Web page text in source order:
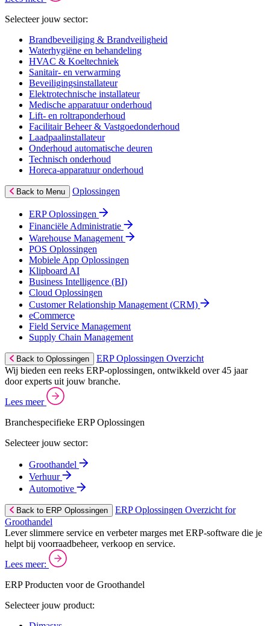
Selecteer jouw sector:
Brandbeveiliging & Brandveiligheid
Waterhygiëne en behandeling
HVAC & Koeltechniek
Sanitair- en verwarming
Beveiligingsinstallateur
Elektrotechnische installateur
Medische apparatuur onderhoud
Lift- en roltraponderhoud
Facilitair Beheer & Vastgoedonderhoud
Laadpaalinstallateur
Onderhoud automatische deuren
Technisch onderhoud
Horeca-apparatuur onderhoud
Back to Menu Oplossingen
ERP Oplossingen
Financiële Administratie
Warehouse Management
POS Oplossingen
Mobiele App Oplossingen
Klipboard AI
Business Intelligence (BI)
Cloud Oplossingen
Customer Relationship Management (CRM)
eCommerce
Field Service Management
Supply Chain Management
Back to Oplossingen
ERP Oplossingen Overzicht
Wij bieden een reeks ERP-oplossingen, ontwikkeld over 45 jaar
door experts uit jouw branche.
Lees meer
Branchespecifieke ERP Oplossingen
Selecteer jouw sector:
Groothandel
Verhuur
Automotive
Back to ERP Oplossingen
ERP Oplossingen Overzicht for
Groothandel
Lever slimmere service en verbeter marges met ERP-software die je
helpt bij voorraadbeheer, verkoop en service.
Lees meer:
ERP Producten voor de Groothandel
Selecteer jouw product: